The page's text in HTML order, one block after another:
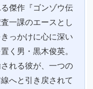
傑作『ゴンゾウ伝
一課のエースとし
っかけに心に深い
く男・黒木俊英。
れる彼が、一つの
へと引き戻されて